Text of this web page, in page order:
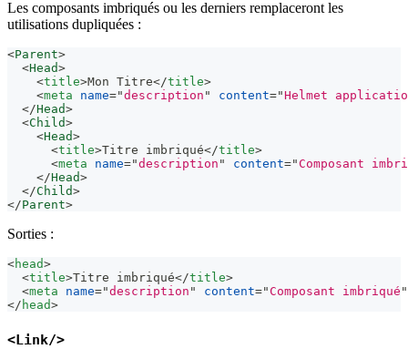
Les composants imbriqués ou les derniers remplaceront les
utilisations dupliquées :
<Parent>
<Head>
<title>Mon Titre</title>
<meta name="description " content="Helmet
</Head>
<Child>
<Head>
<title>Titre imbriqué</title>
<meta name="description " content="Composant
</Head>
</Child>
</Parent>
Sorties :
<head>
<title>Titre imbriqué</title>
<meta name="description " content="Composant imbriqué "
</ head>
<Link/>